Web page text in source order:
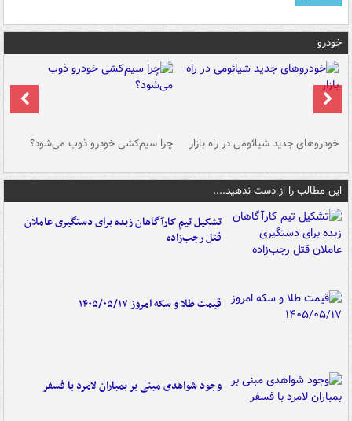
خودرو
خودروهای جدید شیائومی در راه بازار چرا سیم‌کشی خودرو ذوب می‌شود؟
این مطالب را از دست ندهید....
تشکیل تیم کارآگاهان زبده برای دستگیری عاملان
قتل رجب‌زاده
قیمت طلا و سکه امروز ۱۴۰۵/۰۵/۱۷
وجود شواهدی مبنی بر بمباران لامرد با فسفر